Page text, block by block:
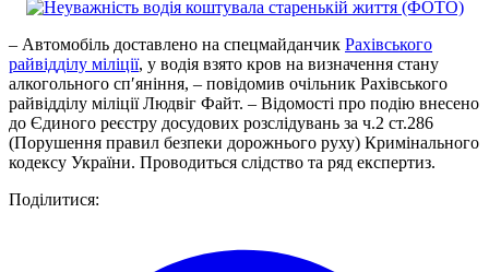
– Автомобіль доставлено на спецмайданчик Рахівського
райвідділу міліції, у водія взято кров на визначення стану
алкогольного сп′яніння, – повідомив очільник Рахівського
райвідділу міліції Людвіг Файт. – Відомості про подію внесено
до Єдиного реєстру досудових розслідувань за ч.2 ст.286
(Порушення правил безпеки дорожнього руху) Кримінального
кодексу України. Проводиться слідство та ряд експертиз.
Поділитися: